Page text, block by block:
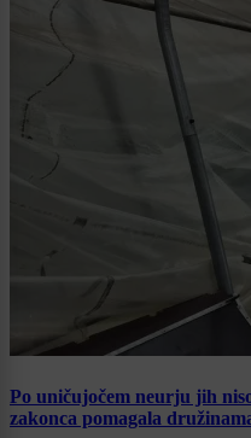
Po uničujočem neurju jih
zakonca pomagala